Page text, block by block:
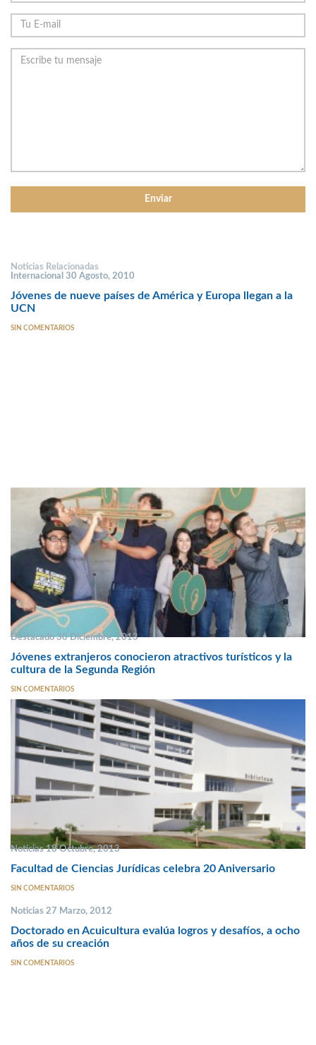
Noticias Relacionadas
Internacional 30 Agosto, 2010
Jóvenes de nueve países de América y Europa llegan a la
UCN
SIN COMENTARIOS
Destacado 30 Diciembre, 2013
Jóvenes extranjeros conocieron atractivos turísticos y la
cultura de la Segunda Región
SIN COMENTARIOS
Noticias 18 Octubre, 2013
Facultad de Ciencias Jurídicas celebra 20 Aniversario
SIN COMENTARIOS
Noticias 27 Marzo, 2012
Doctorado en Acuicultura evalúa logros y desafíos, a ocho
años de su creación
SIN COMENTARIOS